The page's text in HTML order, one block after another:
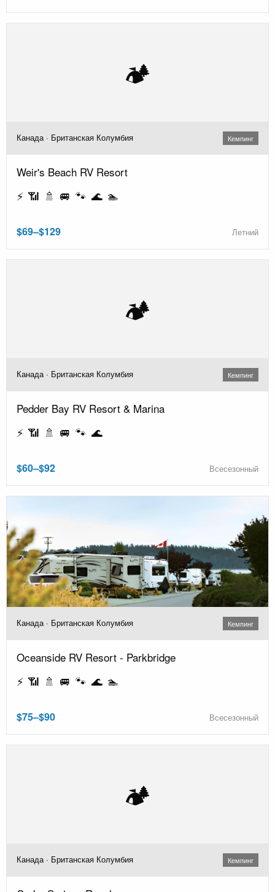
🏕️
Канада · Британская Колумбия Кемпинг
Weir's Beach RV Resort
⚡ 📶 🚿 🚐 🐾 🌊 🏊
$69–$129 Летний
🏕️
Канада · Британская Колумбия Кемпинг
Pedder Bay RV Resort & Marina
⚡ 📶 🚿 🚐 🐾 🌊
$60–$92 Всесезонный
Канада · Британская Колумбия Кемпинг
Oceanside RV Resort - Parkbridge
⚡ 📶 🚿 🚐 🐾 🌊 🏊
$75–$90 Всесезонный
🏕️
Канада · Британская Колумбия Кемпинг